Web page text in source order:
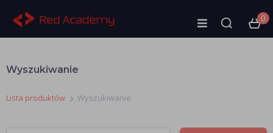
0
Wyszukiwanie
Lista produktów Wyszukiwanie